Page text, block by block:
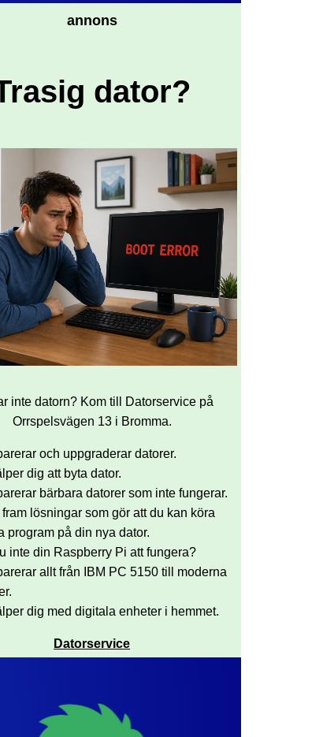
annons
dator?
inte datorn? Kom till Datorservice på
Orrspelsvägen 13 i Bromma.
och uppgraderar datorer.
dig att byta dator.
bärbara datorer som inte fungerar.
lösningar som gör att du kan köra
program på din nya dator.
inte din Raspberry Pi att fungera?
allt från IBM PC 5150 till moderna
dig med digitala enheter i hemmet.
Datorservice